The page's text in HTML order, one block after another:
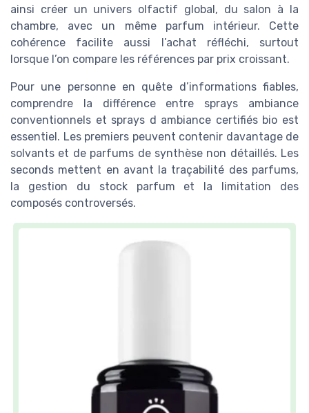
ainsi créer un univers olfactif global, du salon à la
chambre, avec un même parfum intérieur. Cette
cohérence facilite aussi l’achat réfléchi, surtout
lorsque l’on compare les références par prix croissant.
Pour une personne en quête d’informations fiables,
comprendre la différence entre sprays ambiance
conventionnels et sprays d ambiance certifiés bio est
essentiel. Les premiers peuvent contenir davantage de
solvants et de parfums de synthèse non détaillés. Les
seconds mettent en avant la traçabilité des parfums,
la gestion du stock parfum et la limitation des
composés controversés.